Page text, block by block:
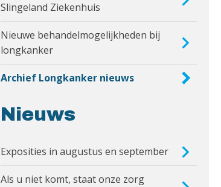
Slingeland Ziekenhuis
Nieuwe behandelmogelijkheden bij
longkanker
Archief Longkanker nieuws
Nieuws
Exposities in augustus en september
Als u niet komt, staat onze zorg